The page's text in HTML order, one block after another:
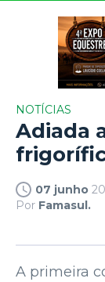
NOTÍCIAS
Adiada
07 junho
Por Famasul.
A primeira